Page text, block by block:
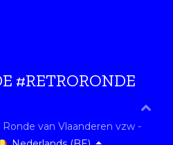
#RETRORONDE
van Vlaanderen vzw -